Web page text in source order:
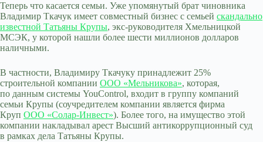
Теперь что касается семьи. Уже упомянутый брат чиновника
Владимир Ткачук имеет совместный бизнес с семьей скандально
известной Татьяны Крупы, экс-руководителя Хмельницкой
МСЭК, у которой нашли более шести миллионов долларов
наличными.
В частности, Владимиру Ткачуку принадлежит 25%
строительной компании ООО «Мельникова», которая,
по данным системы YouControl, входит в группу компаний
семьи Крупы (соучредителем компании является фирма
Круп ООО «Солар-Инвест»). Более того, на имущество этой
компании накладывал арест Высший антикоррупционный суд
в рамках дела Татьяны Крупы.